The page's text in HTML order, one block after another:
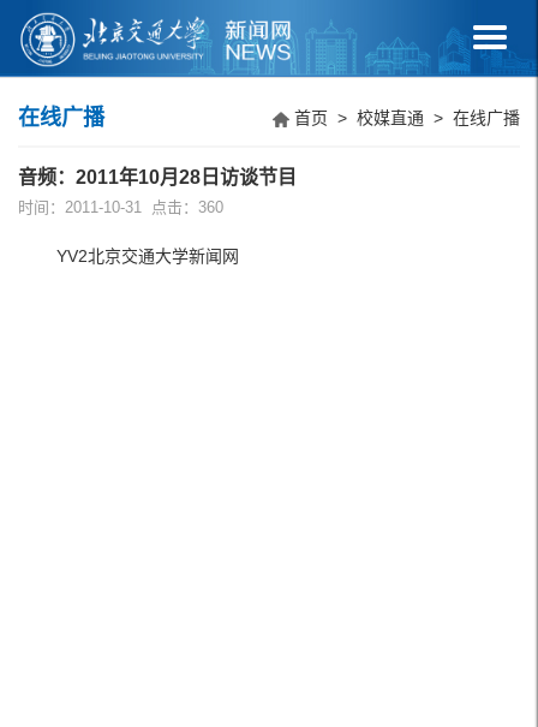
在线广播 首页 > 校媒直通 > 在线广播
音频：2011年10月28日访谈节目
时间：2011-10-31 点击： 360
YV2北京交通大学新闻网